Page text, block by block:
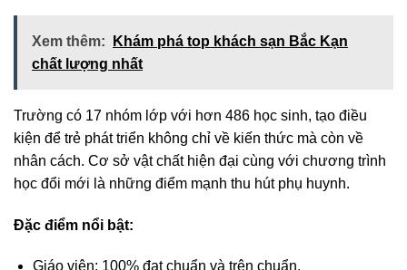
Xem thêm:
Khám phá top khách sạn Bắc Kạn
chất lượng nhất
Trường có 17 nhóm lớp với hơn 486 học sinh, tạo điều
kiện để trẻ phát triển không chỉ về kiến thức mà còn về
nhân cách. Cơ sở vật chất hiện đại cùng với chương trình
học đổi mới là những điểm mạnh thu hút phụ huynh.
Đặc điểm nổi bật:
Giáo viên: 100% đạt chuẩn và trên chuẩn.